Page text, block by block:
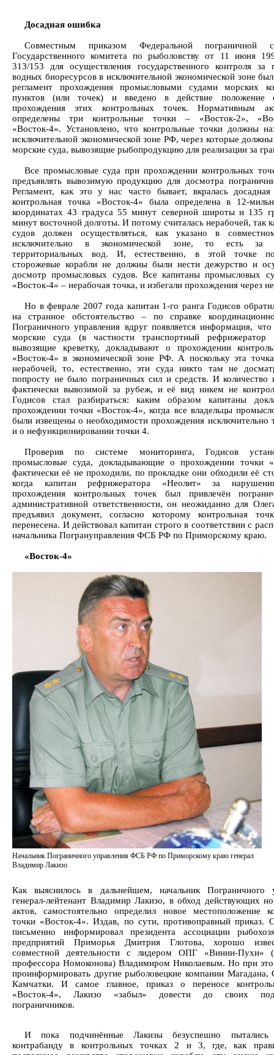
Досадная ошибка
Совместным приказом Федеральной пограничной
Государственного комитета по рыболовству от 11 июня
313/153 для осуществления государственного контроля за
водных биоресурсов в исключительной экономической зоне
регламент прохождения промысловыми судами морских
пунктов (или точек) и введено в действие положение
прохождения этих контрольных точек. Нормативным
определены три контрольные точки – «Восток-2»,
«Восток-4». Установлено, что контрольные точки должны
исключительной экономической зоне РФ, через которые
морские суда, вывозящие рыбопродукцию для реализации за
Все промысловые суда при прохождении контрольных
предъявлять вывозимую продукцию для досмотра
Регламент, как это у нас часто бывает, вкралась
контрольная точка «Восток-4» была определена в 12-
координатах 43 градуса 55 минут северной широты и 135
минут восточной долготы. И потому считалась нерабочей, так
судов должен осуществляться, как указано в
исключительно в экономической зоне, то есть за
территориальных вод. И, естественно, в этой точке
сторожевые корабли не должны были нести дежурство и
досмотр промысловых судов. Все капитаны промысловых
«Восток-4» – нерабочая точка, и избегали прохождения через
Но в феврале 2007 года капитан 1-го ранга Годисов
на странное обстоятельство – по справке
Пограничного управления вдруг появляется информация,
морские суда (в частности транспортный рефрижератор
вывозящие креветку, докладывают о прохождении
«Восток-4» в экономической зоне РФ. А поскольку эта точка
нерабочей, то, естественно, эти суда никто там не
попросту не было пограничных сил и средств. И количество
фактически вывозимой за рубеж, и её вид никем не
Годисов стал разбираться: каким образом капитаны
прохождении точки «Восток-4», когда все владельцы
были извещены о необходимости прохождения исключительно
и о нефункционировании точки 4.
Проверив по системе мониторинга, Годисов
промысловые суда, докладывающие о прохождении точки
фактически её не проходили, по прокладке они обходили её
когда капитан рефрижератора «Неолит» за
прохождения контрольных точек был привлечён
административной ответственности, он неожиданно для
предъявил документ, согласно которому контрольная
перенесена. И действовал капитан строго в соответствии с
начальника Погрануправления ФСБ РФ по Приморскому краю.
«Восток-4»
Начальник Пограничного управления ФСБ РФ по Приморскому краю генерал
Владимир Лакизо
Как выяснилось в дальнейшем, начальник Пограничного
генерал-лейтенант Владимир Лакизо, в обход действующих
актов, самостоятельно определил новое местоположение
точки «Восток-4». Издав, по сути, противоправный приказ.
письменно информировал президента ассоциации
предприятий Приморья Дмитрия Глотова, хорошо
совместной деятельности с лидером ОПГ «Винни-Пухи»
профессора Номоконова) Владимиром Николаевым. Но при
проинформировать другие рыболовецкие компании Магадана,
Камчатки. И самое главное, приказ о переносе
«Восток-4», Лакизо «забыл» довести до своих
пограничников.
И пока подчинённые Лакизы безуспешно пытались
контрабанду в контрольных точках 2 и 3, где, как